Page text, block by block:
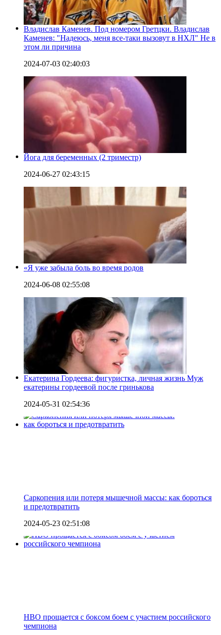
Владислав Каменев. Под номером Гретцки. Владислав
Каменев: "Надеюсь, меня все-таки вызовут в НХЛ" Не в
этом ли причина
2024-07-03 02:40:03
Йога для беременных (2 триместр)
2024-06-27 02:43:15
«Я уже забыла боль во время родов
2024-06-08 02:55:08
Екатерина Гордеева: фигуристка, личная жизнь Муж
екатерины гордеевой после гринькова
2024-05-31 02:54:36
Саркопения или потеря мышечной массы: как бороться
и предотвратить
2024-05-23 02:51:08
HBO прощается с боксом боем с участием российского
чемпиона